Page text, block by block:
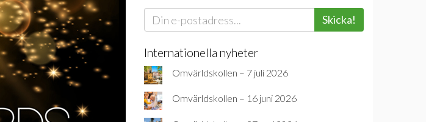
Skicka!
Internationella nyheter
Omvärldskollen – 7 juli 2026
Omvärldskollen – 16 juni 2026